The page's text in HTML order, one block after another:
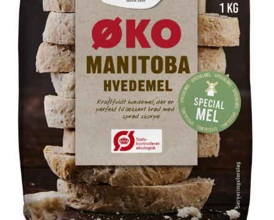
Målebægre 500 ml
Schneider
29,95 DKK
Læg i kurv